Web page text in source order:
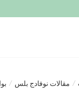
/ مقالات نوفادج بلس /